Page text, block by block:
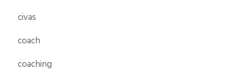
civas
coach
coaching